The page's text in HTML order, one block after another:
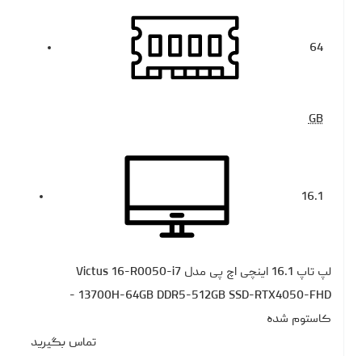
64
GB
16.1
لپ تاپ 16.1 اینچی اچ‌ پی مدل Victus 16-R0050-i7
13700H-64GB DDR5-512GB SSD-RTX4050-FHD -
کاستوم شده
تماس بگیرید